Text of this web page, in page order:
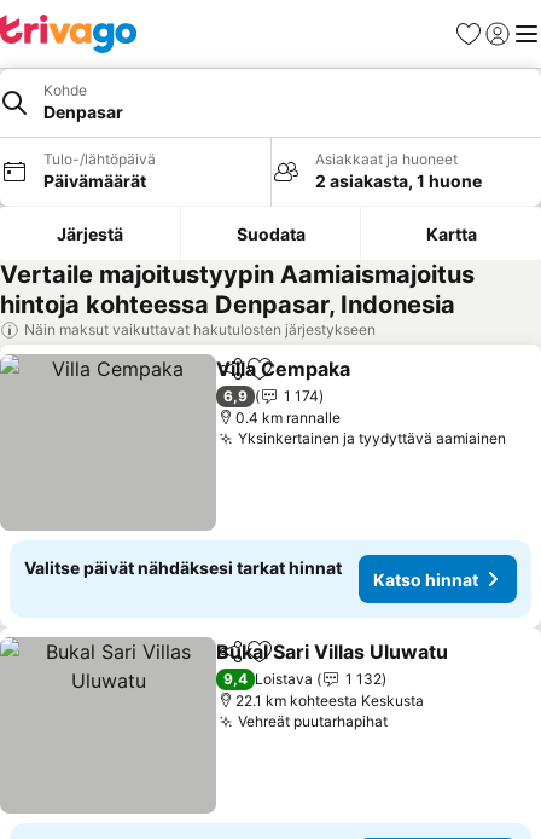
Suosikit
Kohde
Denpasar
Tulo-/lähtöpäivä
Päivämäärät
Asiakkaat ja huoneet
2 asiakasta, 1 huone
Järjestä Suodata Kartta
Vertaile majoitustyypin Aamiaismajoitus
hintoja kohteessa Denpasar, Indonesia
Näin maksut vaikuttavat hakutulosten järjestykseen
Jaa Lisää suosikkeihin
Villa Cempaka
6,9
1 174
0.4 km rannalle
Yksinkertainen ja tyydyttävä aamiainen
Valitse päivät nähdäksesi tarkat hinnat
Katso hinnat
Jaa Lisää suosikkeihin
Bukal Sari Villas Uluwatu
9,4 Loistava
1 132
22.1 km kohteesta Keskusta
Vehreät puutarhapihat